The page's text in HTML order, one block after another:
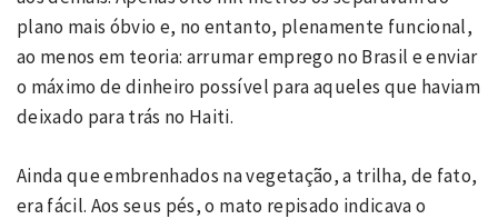
plano mais óbvio e, no entanto, plenamente funcional,
ao menos em teoria: arrumar emprego no Brasil e enviar
o máximo de dinheiro possível para aqueles que haviam
deixado para trás no Haiti.
Ainda que embrenhados na vegetação, a trilha, de fato,
era fácil. Aos seus pés, o mato repisado indicava o